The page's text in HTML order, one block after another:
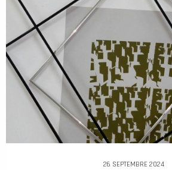
26 SEPTEMBRE 2024